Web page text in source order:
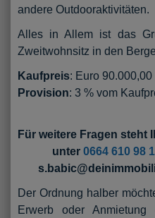
andere Outdooraktivitäten.
Alles in Allem ist das
Zweitwohnsitz in den
Kaufpreis: Euro 90.000,00
Provision: 3 % vom
Für weitere Fragen steht
unter 0664 610 98
Der Ordnung halber
Erwerb oder